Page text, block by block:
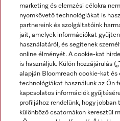
Miele a YouTube-on
Miele a Facebookon
Miele az
marketing és elemzési célokra
nyomkövető technológiákat is
partnereink és szolgáltatóink
jait, amelyek információkat
használatáról, és segítenek
online élményét. A cookie-kat
is használjuk. Külön hozzájárulás
alapján Bloomreach cookie-kat és
technológiákat használunk az Ön
kapcsolatos információk
profiljához rendelünk, hogy jobban
különböző csatornákon keresztül